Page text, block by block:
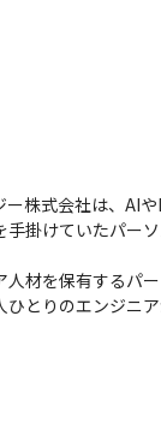
株式会社は、AI
掛けていたパー
材を保有するパ
とりのエンジニ